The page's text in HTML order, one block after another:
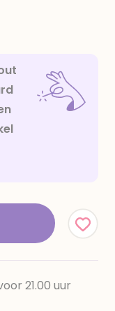
21.00 uur